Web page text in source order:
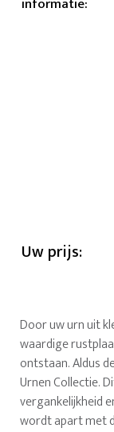
Uw prijs:
Door uw urn uit
waardige
ontstaan. Aldus
Urnen Collectie.
vergankelijkheid
wordt apart met